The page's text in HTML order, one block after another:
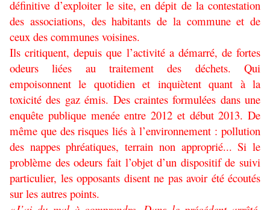
définitive d’exploiter le site, en dépit de la contestation
des associations, des habitants de la commune et de
ceux des communes voisines.
Ils critiquent, depuis que l’activité a démarré, de fortes
odeurs liées au traitement des déchets. Qui
empoisonnent le quotidien et inquiètent quant à la
toxicité des gaz émis. Des craintes formulées dans une
enquête publique menée entre 2012 et début 2013. De
même que des risques liés à l’environnement : pollution
des nappes phréatiques, terrain non approprié... Si le
problème des odeurs fait l’objet d’un dispositif de suivi
particulier, les opposants disent ne pas avoir été écoutés
sur les autres points.